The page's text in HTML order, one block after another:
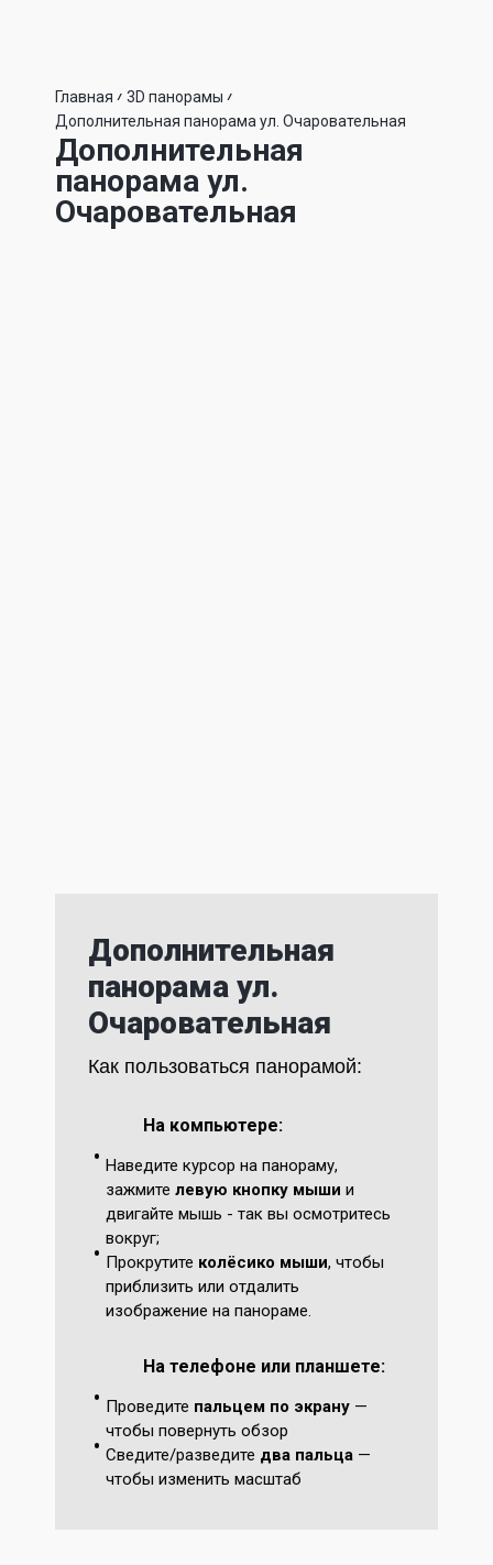
Главная
3D панорамы
Дополнительная панорама ул. Очаровательная
Дополнительная
панорама ул.
Очаровательная
Дополнительная
панорама ул.
Очаровательная
Как пользоваться панорамой:
На компьютере:
Наведите курсор на панораму,
зажмите левую кнопку мыши и
двигайте мышь - так вы осмотритесь
вокруг;
Прокрутите колёсико мыши, чтобы
приблизить или отдалить
изображение на панораме.
На телефоне или планшете:
Проведите пальцем по экрану —
чтобы повернуть обзор
Сведите/разведите два пальца —
чтобы изменить масштаб